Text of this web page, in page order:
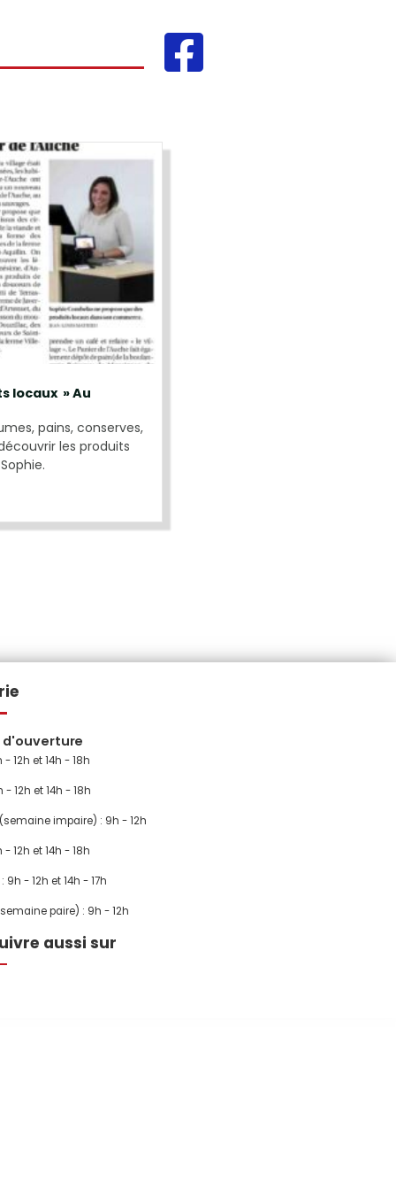
locaux » Au
pains, conserves,
les produits
d'ouverture
- 12h et 14h - 18h
12h et 14h - 18h
impaire) : 9h - 12h
12h et 14h - 18h
9h - 12h et 14h - 17h
paire) : 9h - 12h
aussi sur